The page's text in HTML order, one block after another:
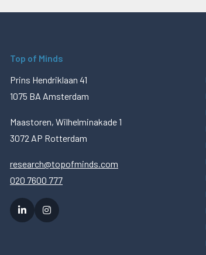
Top of Minds
Prins Hendriklaan 41
1075 BA Amsterdam
Maastoren, Wilhelminakade 1
3072 AP Rotterdam
research@topofminds.com
020 7600 777